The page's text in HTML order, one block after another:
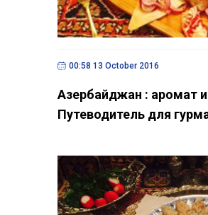
00:58 13 October 2016
Азербайджан : аромат и
Путеводитель для